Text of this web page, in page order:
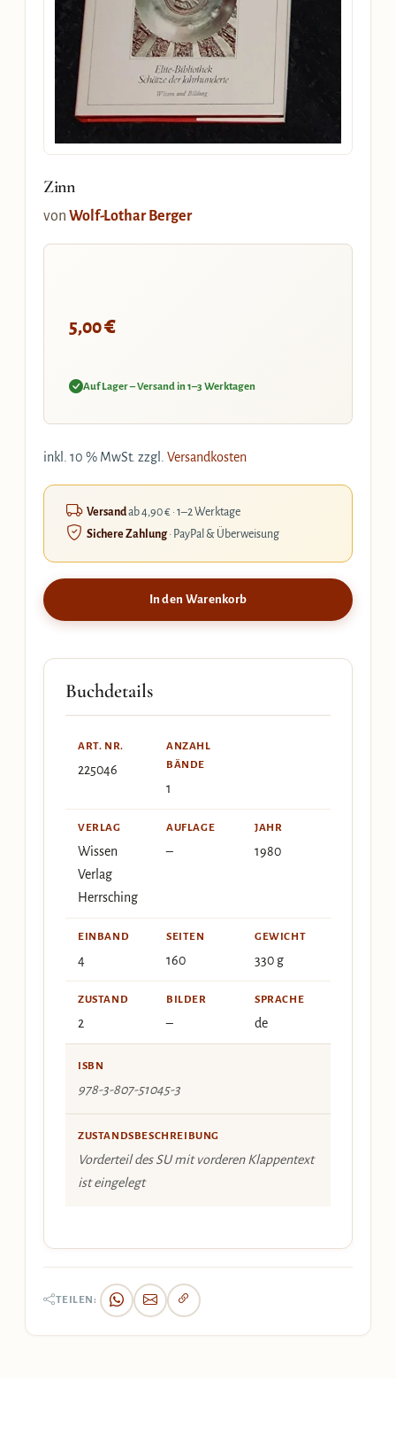
Zinn
von Wolf-Lothar Berger
5,00€
Auf Lager – Versand in 1–3 Werktagen
inkl. 10 % MwSt. zzgl. Versandkosten
Versandab 4,90 € · 1–2 Werktage
Sichere Zahlung· PayPal & Überweisung
In den Warenkorb
Buchdetails
ART. NR.
225046
ANZAHL
BÄNDE
1
VERLAG
Wissen
Verlag
Herrsching
AUFLAGE
–
JAHR
1980
EINBAND
4
SEITEN
160
GEWICHT
330 g
ZUSTAND
2
BILDER
–
SPRACHE
de
ISBN
978-3-807-51045-3
ZUSTANDSBESCHREIBUNG
Vorderteil des SU mit vorderen Klappentext
ist eingelegt
TEILEN: